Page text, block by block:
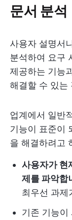
문서 분석
사용자 설명서
분석하여 요구
제공하는 기능
해결할 수 있는
업계에서 일반
기능이 표준이
을 해결하려고
사용자가 현
제를 파악합
최우선 과제
기존 기능이